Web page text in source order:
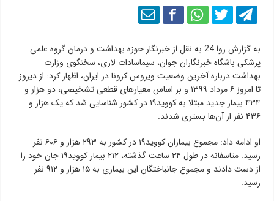
به گزارش روا 24 به نقل از خبرنگار حوزه بهداشت و درمان گروه علمی
پزشکی باشگاه خبرنگاران جوان، سیماسادات لاری، سخنگوی وزارت
بهداشت درباره آخرین وضعیت ویروس کرونا در ایران، اظهار کرد: از دیروز
تا امروز ۶ مرداد ۱۳۹۹ و بر اساس معیار‌های قطعی تشخیصی، دو هزار و
۴۳۴ بیمار جدید مبتلا به کووید۱۹ در کشور شناسایی شد که یک هزار و
۴۳۶ نفر از آن‌ها بستری شدند.
او ادامه داد: مجموع بیماران کووید۱۹ در کشور به ۲۹۳ هزار و ۶۰۶ نفر
رسید. متاسفانه در طول ۲۴ ساعت گذشته، ۲۱۲ بیمار کووید۱۹ جان خود را
از دست دادند و مجموع جانباختگان این بیماری به ۱۵ هزار و ۹۱۲ نفر
رسید.